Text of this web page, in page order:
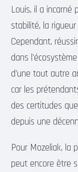
Louis, il a incarné
stabilité, la
Cependant,
dans
d’une tout autre
car les
des certitudes
depuis une
Pour Mozeliak, la
peut encore être